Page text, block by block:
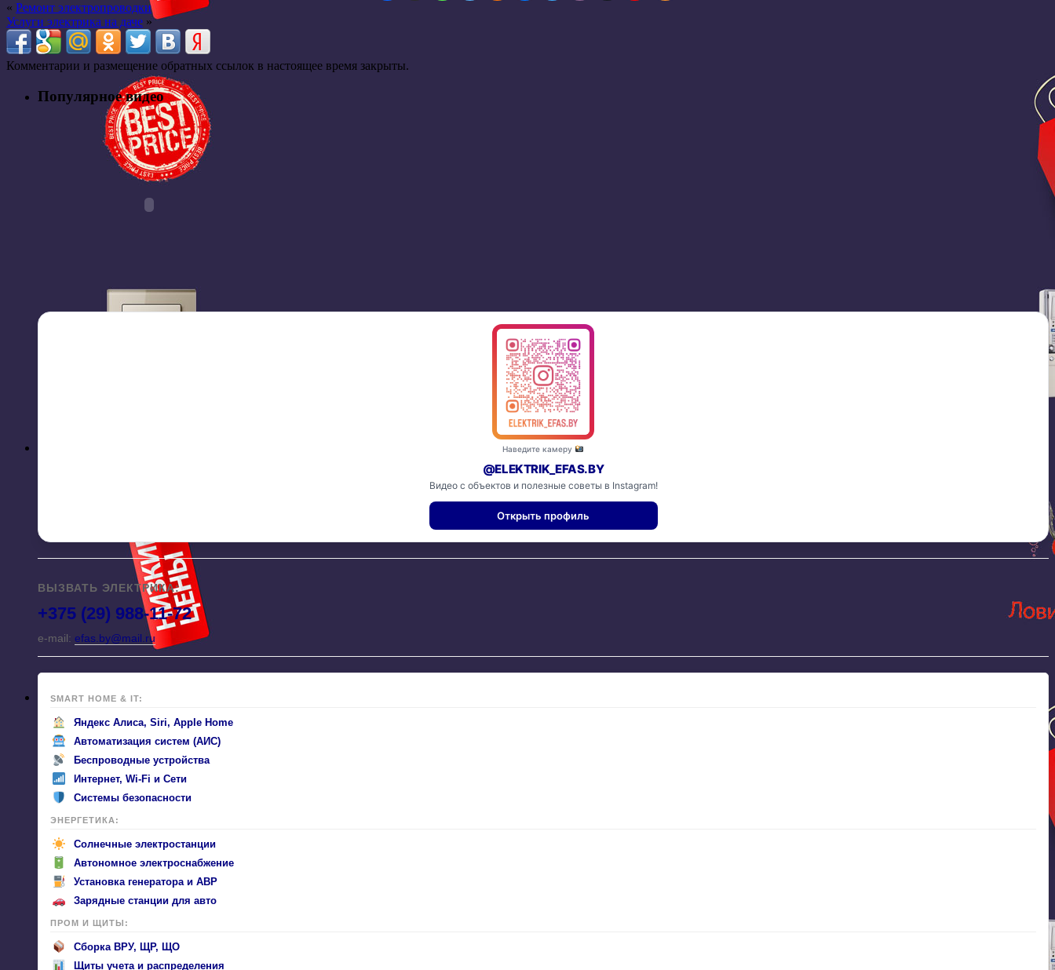
« Ремонт электропроводки
Услуги электрика на даче »
Комментарии и размещение обратных ссылок в настоящее время закрыты.
Популярное видео
Наведите камеру
@ELEKTRIK_EFAS.BY
Видео с объектов и полезные советы в Instagram!
Открыть профиль
ВЫЗВАТЬ ЭЛЕКТРИКА:
+375 (29) 988-11-72
e-mail: efas.by@mail.ru
SMART HOME & IT:
Яндекс Алиса, Siri, Apple Home
Автоматизация систем (АИС)
Беспроводные устройства
Интернет, Wi-Fi и Сети
Системы безопасности
ЭНЕРГЕТИКА:
Солнечные электростанции
Автономное электроснабжение
Установка генератора и АВР
Зарядные станции для авто
ПРОМ И ЩИТЫ:
Сборка ВРУ, ЩР, ЩО
Щиты учета и распределения